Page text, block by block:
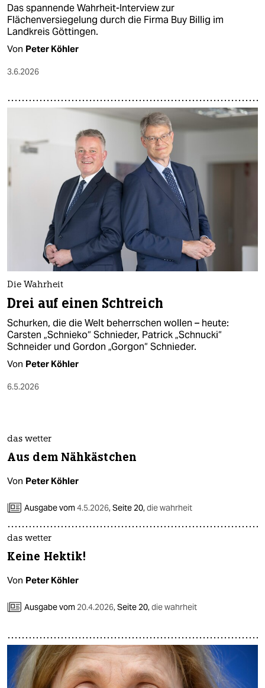
Das spannende Wahrheit-Interview zur
Flächenversiegelung durch die Firma Buy Billig im
Landkreis Göttingen.
Von Peter Köhler
3.6.2026
Die Wahrheit
Drei auf einen Schtreich
Schurken, die die Welt beherrschen wollen – heute:
Carsten „Schnieko“ Schnieder, Patrick „Schnucki“
Schneider und Gordon „Gorgon“ Schnieder.
Von Peter Köhler
6.5.2026
das wetter
Aus dem Nähkästchen
Von Peter Köhler
Ausgabe vom4.5.2026,Seite 20,die wahrheit
das wetter
Keine Hektik!
Von Peter Köhler
Ausgabe vom 20.4.2026,Seite 20,die wahrheit